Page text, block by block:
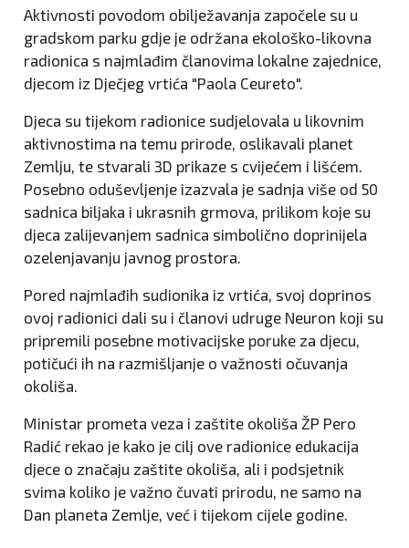
Aktivnosti povodom obilježavanja započele su u
gradskom parku gdje je održana ekološko-likovna
radionica s najmlađim članovima lokalne zajednice,
djecom iz Dječjeg vrtića "Paola Ceureto".
Djeca su tijekom radionice sudjelovala u likovnim
aktivnostima na temu prirode, oslikavali planet
Zemlju, te stvarali 3D prikaze s cvijećem i lišćem.
Posebno oduševljenje izazvala je sadnja više od 50
sadnica biljaka i ukrasnih grmova, prilikom koje su
djeca zalijevanjem sadnica simbolično doprinijela
ozelenjavanju javnog prostora.
Pored najmlađih sudionika iz vrtića, svoj doprinos
ovoj radionici dali su i članovi udruge Neuron koji su
pripremili posebne motivacijske poruke za djecu,
potičući ih na razmišljanje o važnosti očuvanja
okoliša.
Ministar prometa veza i zaštite okoliša ŽP Pero
Radić rekao je kako je cilj ove radionice edukacija
djece o značaju zaštite okoliša, ali i podsjetnik
svima koliko je važno čuvati prirodu, ne samo na
Dan planeta Zemlje, već i tijekom cijele godine.